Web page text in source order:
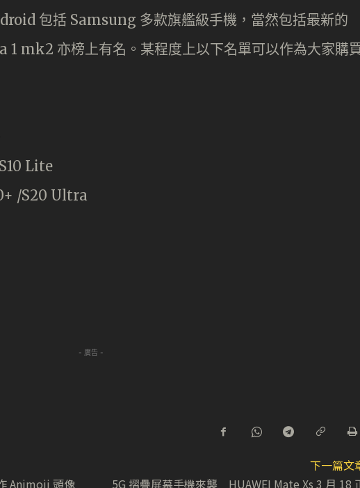
包括 Samsung 多款旗艦級手機，當然包括最新的
mk2 亦榜上有名。某程度上以下名單可以作為大家購
Lite
/S20 Ultra
- 廣告 -
Animoji 頭像
下一篇文
5G 摺疊屏幕手機來襲 HUAWEI Mate Xs 3 月 18